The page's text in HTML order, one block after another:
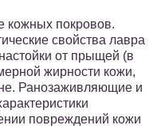
кожных покровов.
свойства лавра
от прыщей (в
жирности кожи,
Ранозаживляющие и
повреждений кожи